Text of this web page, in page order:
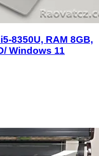
8350U, RAM 8GB,
Windows 11